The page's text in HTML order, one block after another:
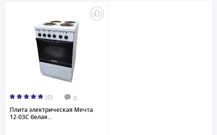
(0) 0
Плита электрическая Мечта
12-03С белая...